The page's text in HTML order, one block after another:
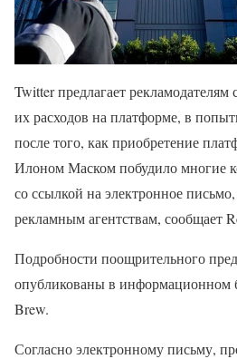
Twitter предлагает
их расходов на платформе, в
после того, как приобретение
Илоном Маском побудило многие
со ссылкой на электронное
рекламным агентствам, сообщает
Подробности поощрительного
опубликованы в информационном
Brew.
Согласно электронному письму,